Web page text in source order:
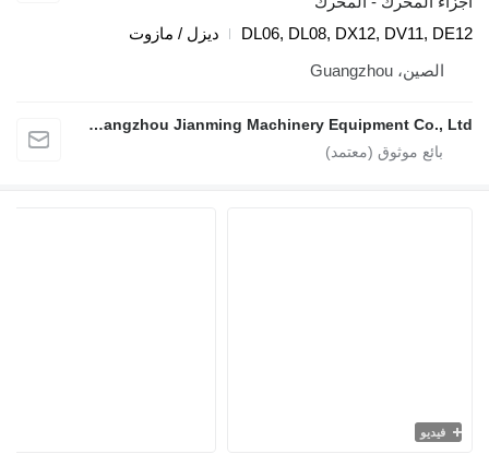
DL06, DL08, DX12, DV11,
ديزل / مازوت
الصين، Guangzhou
Guangzhou Jianming Machinery Equipment Co., Ltd.